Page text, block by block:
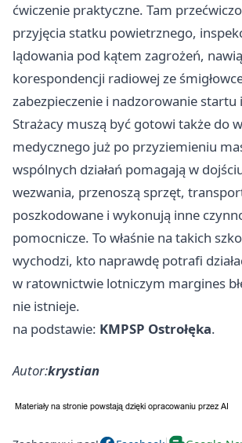
ćwiczenie praktyczne. Tam
przyjęcia statku powietrznego,
lądowania pod kątem zagrożeń,
korespondencji radiowej ze
zabezpieczenie i nadzorowanie startu
Strażacy muszą być gotowi także do
medycznego już po przyziemieniu
wspólnych działań pomagają w
wezwania, przenoszą sprzęt,
poszkodowane i wykonują inne
pomocnicze. To właśnie na takich
wychodzi, kto naprawdę potrafi
w ratownictwie lotniczym margines
nie istnieje.
na podstawie: KMPSP Ostrołęka.
Autor:krystian